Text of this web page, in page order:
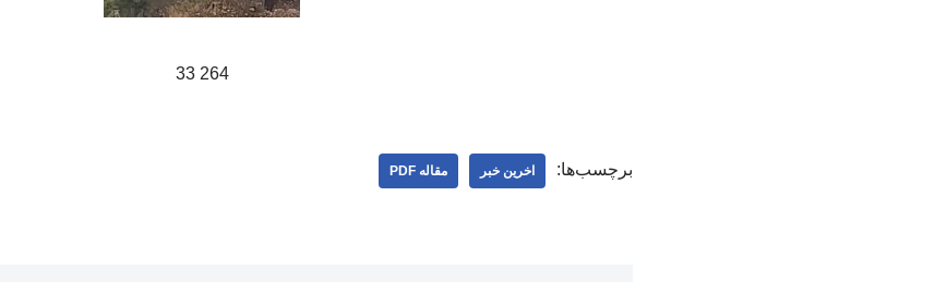
264 33
برچسب‌ها: اخرین خبر مقاله PDF